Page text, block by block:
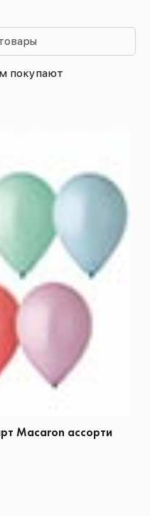
покупают
Macaron ассорти